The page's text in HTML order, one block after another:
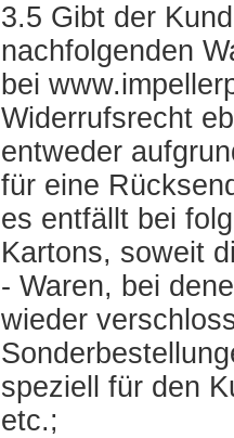
3.5 Gibt der
nachfolgenden
bei
Widerrufsrecht
entweder
für eine
es entfällt bei
Kartons, soweit
- Waren, bei
wieder
speziell für den
etc.;